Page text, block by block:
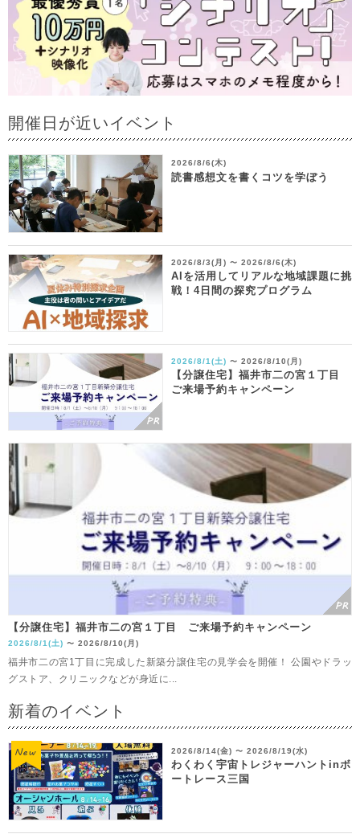
開催日が近いイベント
2026/8/6(木)
読書感想文を書くコツを学ぼう
2026/8/3(月) 〜 2026/8/6(木)
AIを活用してリアルな地域課題に挑
戦！4日間の探究プログラム
2026/8/1(土) 〜 2026/8/10(月)
【分譲住宅】福井市二の宮１丁目
ご来場予約キャンペーン
【分譲住宅】福井市二の宮１丁目 ご来場予約キャンペーン
2026/8/1(土) 〜 2026/8/10(月)
福井市二の宮1丁目に完成した新築分譲住宅の見学会を開催！ 公園やドラッ
グストア、クリニックなどが身近に...
新着のイベント
2026/8/14(金) 〜 2026/8/19(水)
わくわく宇宙トレジャーハントinボ
ートレース三国